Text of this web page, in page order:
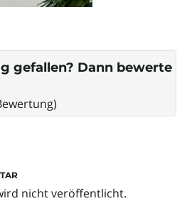
t
gefallen? Dann bewerte
nicht veröffentlicht.